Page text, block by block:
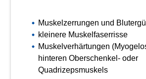
Muskelzerrungen und
kleinere Muskelfaserrisse
Muskelverhärtungen
hinteren Oberschenkel- oder
Quadrizepsmuskels